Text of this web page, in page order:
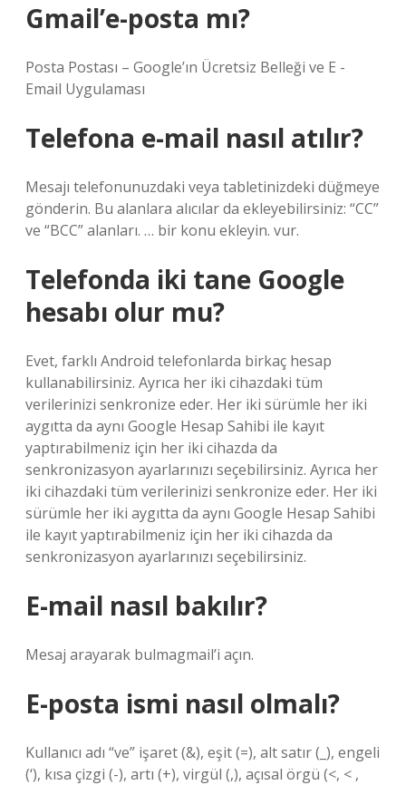
Gmail’e-posta mı?
Posta Postası – Google’ın Ücretsiz Belleği ve E -
Email Uygulaması
Telefona e-mail nasıl atılır?
Mesajı telefonunuzdaki veya tabletinizdeki düğmeye
gönderin. Bu alanlara alıcılar da ekleyebilirsiniz: “CC”
ve “BCC” alanları. … bir konu ekleyin. vur.
Telefonda iki tane Google
hesabı olur mu?
Evet, farklı Android telefonlarda birkaç hesap
kullanabilirsiniz. Ayrıca her iki cihazdaki tüm
verilerinizi senkronize eder. Her iki sürümle her iki
aygıtta da aynı Google Hesap Sahibi ile kayıt
yaptırabilmeniz için her iki cihazda da
senkronizasyon ayarlarınızı seçebilirsiniz. Ayrıca her
iki cihazdaki tüm verilerinizi senkronize eder. Her iki
sürümle her iki aygıtta da aynı Google Hesap Sahibi
ile kayıt yaptırabilmeniz için her iki cihazda da
senkronizasyon ayarlarınızı seçebilirsiniz.
E-mail nasıl bakılır?
Mesaj arayarak bulmagmail’i açın.
E-posta ismi nasıl olmalı?
Kullanıcı adı “ve” işaret (&), eşit (=), alt satır (_), engeli
(‘), kısa çizgi (-), artı (+), virgül (,), açısal örgü (<, < ,